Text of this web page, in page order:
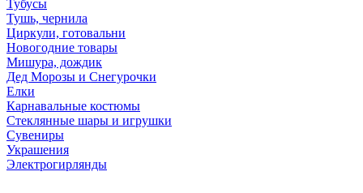
Тубусы
Тушь, чернила
Циркули, готовальни
Новогодние товары
Мишура, дождик
Дед Морозы и Снегурочки
Елки
Карнавальные костюмы
Стеклянные шары и игрушки
Сувениры
Украшения
Электрогирлянды